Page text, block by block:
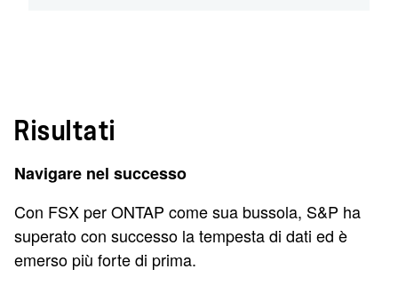
Risultati
Navigare nel successo
Con FSX per ONTAP come sua bussola, S&P ha
superato con successo la tempesta di dati ed è
emerso più forte di prima.